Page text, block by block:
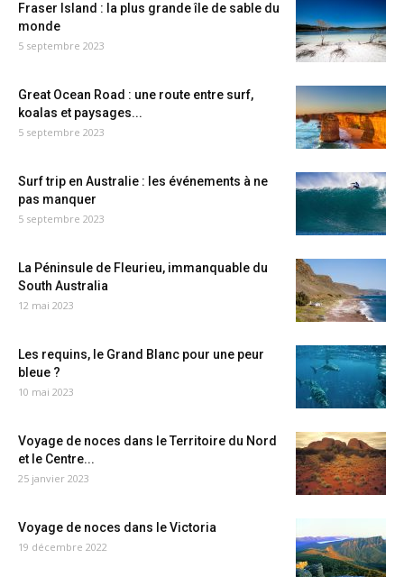
Fraser Island : la plus grande île de sable du
monde
5 septembre 2023
Great Ocean Road : une route entre surf,
koalas et paysages...
5 septembre 2023
Surf trip en Australie : les événements à ne
pas manquer
5 septembre 2023
La Péninsule de Fleurieu, immanquable du
South Australia
12 mai 2023
Les requins, le Grand Blanc pour une peur
bleue ?
10 mai 2023
Voyage de noces dans le Territoire du Nord
et le Centre...
25 janvier 2023
Voyage de noces dans le Victoria
19 décembre 2022